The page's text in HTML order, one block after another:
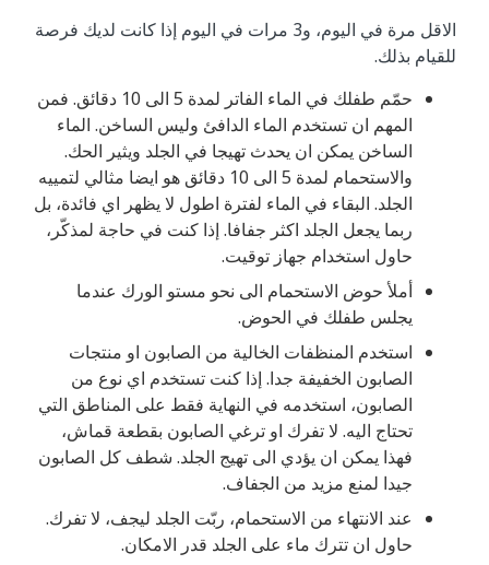
الاقل مرة في اليوم، و3 مرات في اليوم إذا كانت لديك فرصة
للقيام بذلك.
حمّم طفلك في الماء الفاتر لمدة 5 الى 10 دقائق. فمن
المهم ان تستخدم الماء الدافئ وليس الساخن. الماء
الساخن يمكن ان يحدث تهيجا في الجلد ويثير الحك.
والاستحمام لمدة 5 الى 10 دقائق هو ايضا مثالي لتمييه
الجلد. البقاء في الماء لفترة اطول لا يظهر اي فائدة، بل
ربما يجعل الجلد اكثر جفافا. إذا كنت في حاجة لمذكّر،
حاول استخدام جهاز توقيت.
أملأ حوض الاستحمام الى نحو مستو الورك عندما
يجلس طفلك في الحوض.
استخدم المنظفات الخالية من الصابون او منتجات
الصابون الخفيفة جدا. إذا كنت تستخدم اي نوع من
الصابون، استخدمه في النهاية فقط على المناطق التي
تحتاج اليه. لا تفرك او ترغي الصابون بقطعة قماش،
فهذا يمكن ان يؤدي الى تهيج الجلد. شطف كل الصابون
جيدا لمنع مزيد من الجفاف.
عند الانتهاء من الاستحمام، ربّت الجلد ليجف، لا تفرك.
حاول ان تترك ماء على الجلد قدر الامكان.